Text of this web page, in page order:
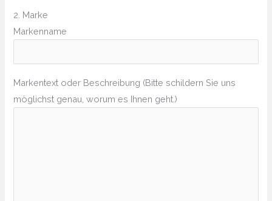
2. Marke
Markenname
Markentext oder Beschreibung (Bitte schildern Sie uns
möglichst genau, worum es Ihnen geht.)